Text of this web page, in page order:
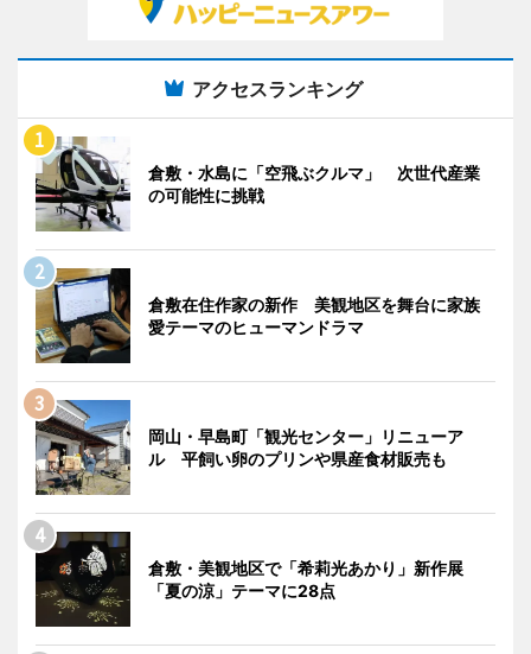
アクセスランキング
倉敷・水島に「空飛ぶクルマ」 次世代産業
の可能性に挑戦
倉敷在住作家の新作 美観地区を舞台に家族
愛テーマのヒューマンドラマ
岡山・早島町「観光センター」リニューア
ル 平飼い卵のプリンや県産食材販売も
倉敷・美観地区で「希莉光あかり」新作展
「夏の涼」テーマに28点